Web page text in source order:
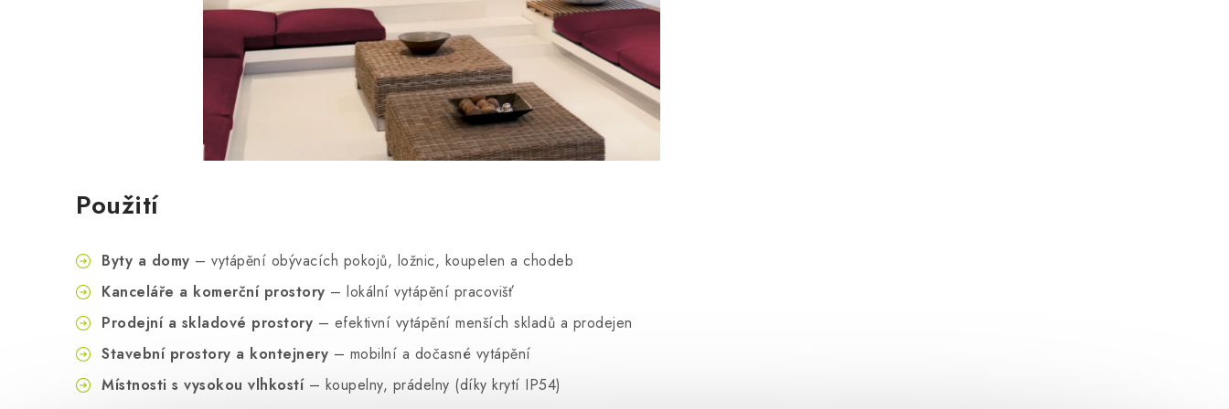
Použití
Byty a domy – vytápění obývacích pokojů, ložnic, koupelen a chodeb
Kanceláře a komerční prostory – lokální vytápění pracovišť
Prodejní a skladové prostory – efektivní vytápění menších skladů a prodejen
Stavební prostory a kontejnery – mobilní a dočasné vytápění
Místnosti s vysokou vlhkostí– koupelny, prádelny (díky krytí IP54)